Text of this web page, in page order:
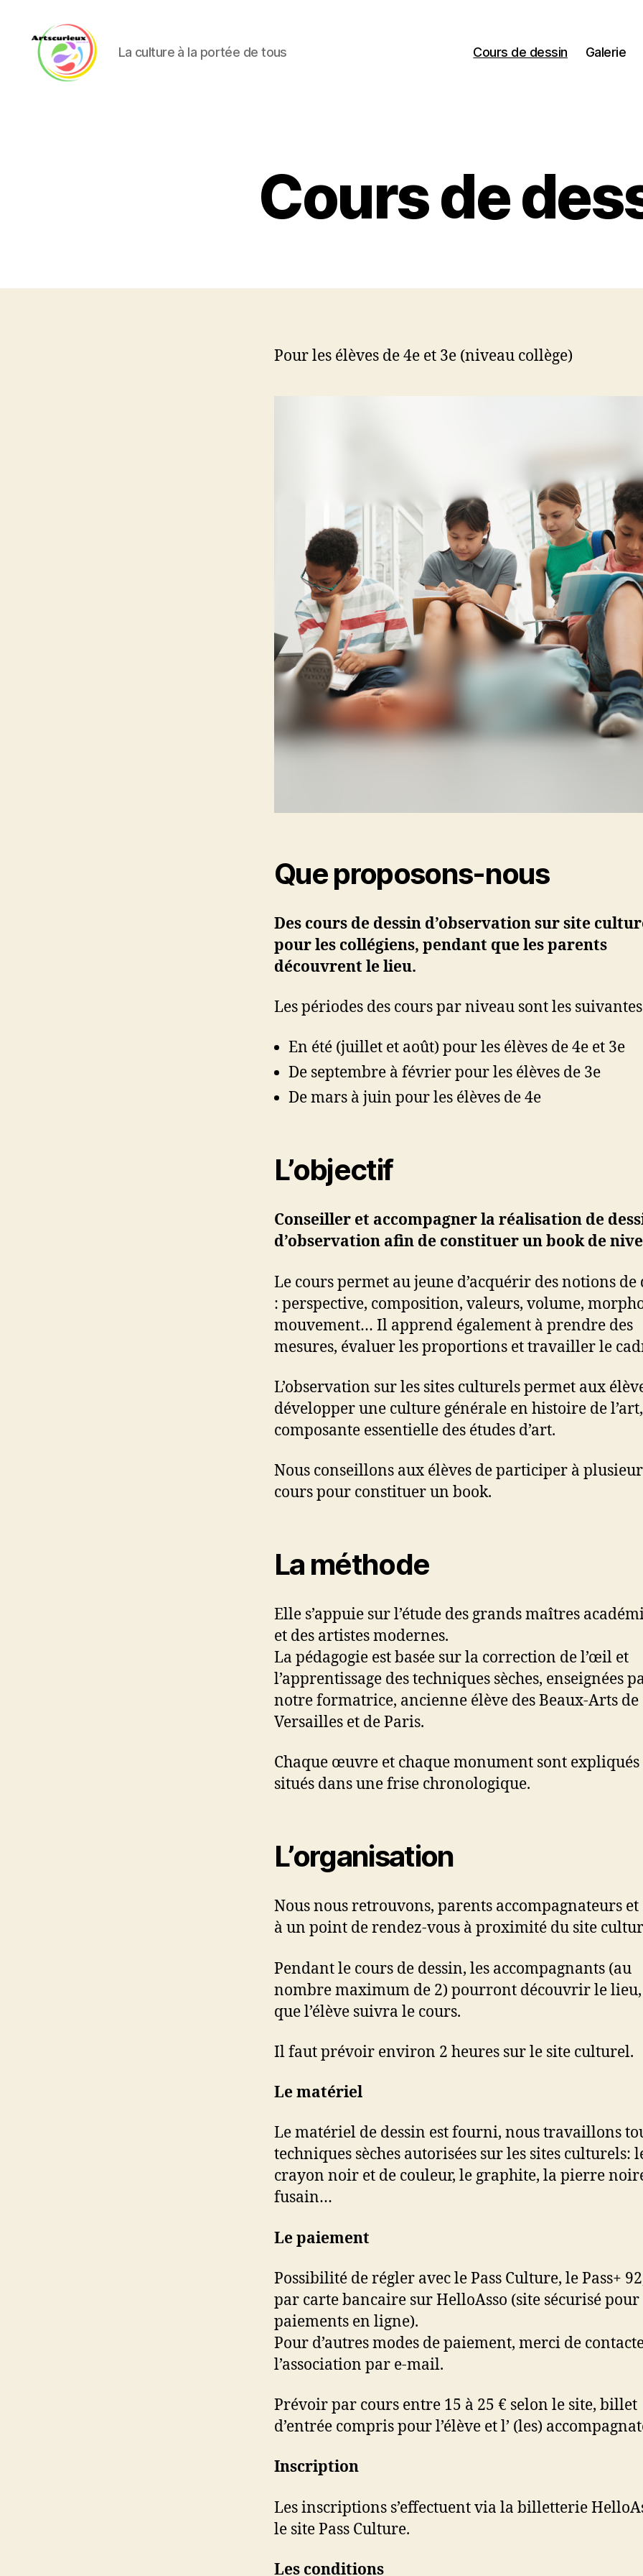
La culture à la portée de tous Cours de dessin Galerie
Cours de
Pour les élèves de 4e et 3e (niveau collège)
Que proposons-nous
Des cours de dessin d’observation sur site
pour les collégiens, pendant que les parents
découvrent le lieu.
Les périodes des cours par niveau sont les
En été (juillet et août) pour les élèves de 4e et 3e
De septembre à février pour les élèves de 3e
De mars à juin pour les élèves de 4e
L’objectif
Conseiller et accompagner la réalisation de
d’observation afin de constituer un book de
Le cours permet au jeune d’acquérir des notions de
: perspective, composition, valeurs, volume,
mouvement… Il apprend également à prendre des
mesures, évaluer les proportions et travailler le
L’observation sur les sites culturels permet aux
développer une culture générale en histoire de l’art,
composante essentielle des études d’art.
Nous conseillons aux élèves de participer à
cours pour constituer un book.
La méthode
Elle s’appuie sur l’étude des grands maîtres
et des artistes modernes.
La pédagogie est basée sur la correction de l’œil et
l’apprentissage des techniques sèches, enseignées
notre formatrice, ancienne élève des Beaux-Arts de
Versailles et de Paris.
Chaque œuvre et chaque monument sont expliqués
situés dans une frise chronologique.
L’organisation
Nous nous retrouvons, parents accompagnateurs et
à un point de rendez-vous à proximité du site
Pendant le cours de dessin, les accompagnants (au
nombre maximum de 2) pourront découvrir le
que l’élève suivra le cours.
Il faut prévoir environ 2 heures sur le site culturel.
Le matériel
Le matériel de dessin est fourni, nous travaillons
techniques sèches autorisées sur les sites culturels:
crayon noir et de couleur, le graphite, la pierre
fusain…
Le paiement
Possibilité de régler avec le Pass Culture, le Pass+
par carte bancaire sur HelloAsso (site sécurisé pour
paiements en ligne).
Pour d’autres modes de paiement, merci de
l’association par e-mail.
Prévoir par cours entre 15 à 25 € selon le site, billet
d’entrée compris pour l’élève et l’ (les)
Inscription
Les inscriptions s’effectuent via la billetterie
le site Pass Culture.
Les conditions